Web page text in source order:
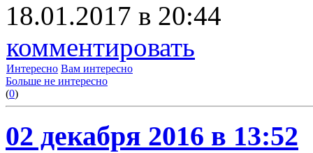
18.01.2017 в 20:44
комментировать
Интересно Вам интересно
Больше не интересно
(0)
02 декабря 2016 в 13:52